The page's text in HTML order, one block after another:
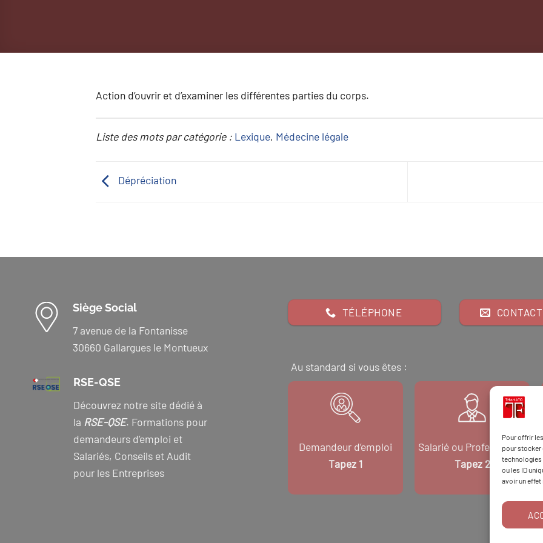
Pour offrir
pour stocker
technologies
ou les ID
avoir un
Action d’ouvrir et d’examiner les différentes parties du corps.
Liste des mots par catégorie : Lexique, Médecine légale
Dépréciation
Siège Social
7 avenue de la Fontanisse
30660 Gallargues le Montueux
RSE-QSE
Découvrez notre site dédié à
la RSE-QSE. Formations pour
demandeurs d’emploi et
Salariés, Conseils et Audit
pour les Entreprises
TÉLÉPHONE
Au standard si vous êtes :
Demandeur d’emploi
Tapez 1
Salarié ou Professionnel
Tapez 2